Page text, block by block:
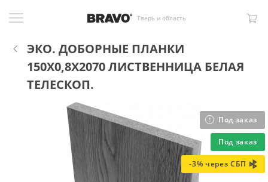
Тверь и область
ЭКО. ДОБОРНЫЕ ПЛАНКИ
150X0,8X2070 ЛИСТВЕННИЦА БЕЛАЯ
ТЕЛЕСКОП.
Под заказ
Под заказ
-3% через СБП